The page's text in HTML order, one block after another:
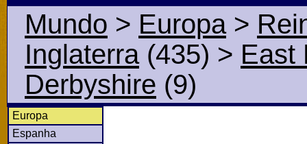
Mundo > Europa>
Inglaterra(435) > East
Derbyshire (9)
Europa
Espanha